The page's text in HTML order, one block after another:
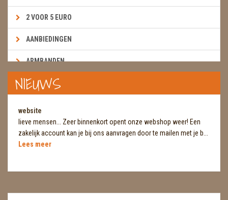
2 VOOR 5 EURO
AANBIEDINGEN
ARMBANDEN
BOEKEN & KAARTEN E.A.R.T.H.
BROEKZAKSTENEN
CADEAUBONNEN
DIERTJES
DIVERSE
NIEUWS
website
lieve mensen... Zeer binnenkort opent onze webshop weer! Een
zakelijk account kan je bij ons aanvragen door te mailen met je b...
Lees meer